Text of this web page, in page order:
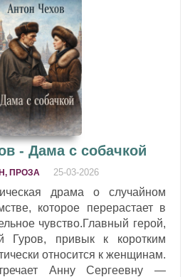
- Дама с собачкой
ПРОЗА 25-03-2026
драма о случайном
которое перерастает в
чувство.Главный герой,
Гуров, привык к коротким
относится к женщинам.
Анну Сергеевну —